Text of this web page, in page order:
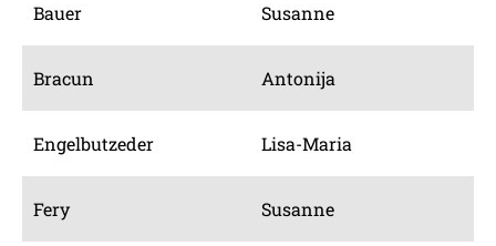
Bauer Susanne
Bracun Antonija
Engelbutzeder Lisa-Maria
Fery Susanne